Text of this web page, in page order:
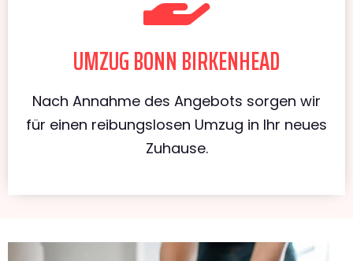
UMZUG BONN BIRKENHEAD
Nach Annahme des Angebots sorgen wir
für einen reibungslosen Umzug in Ihr neues
Zuhause.